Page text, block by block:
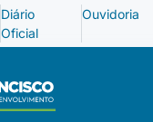
Diário
Oficial
Ouvidoria